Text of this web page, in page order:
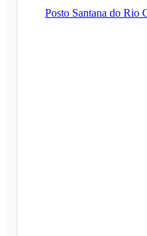
Posto Santana do Rio